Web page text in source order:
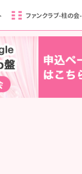
ファンクラブ-柱の会-